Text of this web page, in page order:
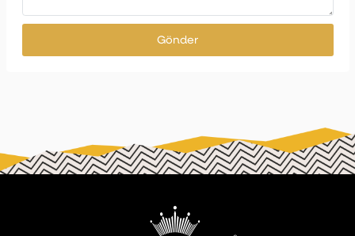
Gönder